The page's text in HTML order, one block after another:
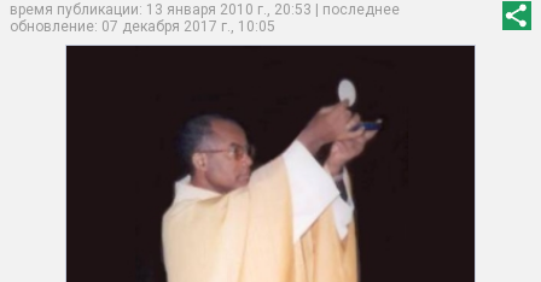
время публикации: 13 января 2010 г., 20:53 | последнее
обновление: 07 декабря 2017 г., 10:05